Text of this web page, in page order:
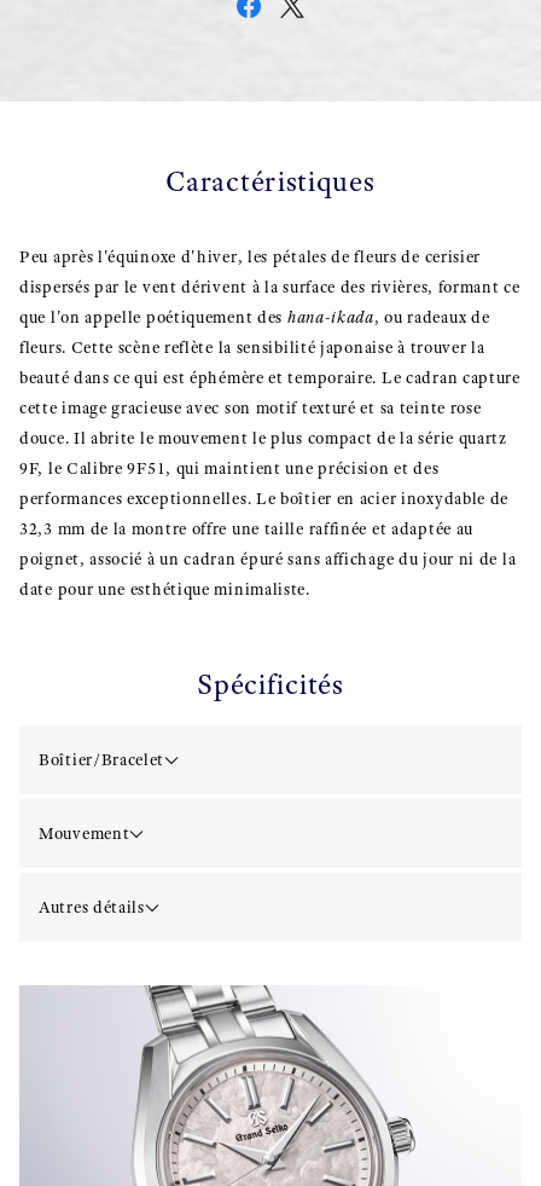
Caractéristiques
Peu après l'équinoxe d'hiver, les pétales de fleurs de cerisier
dispersés par le vent dérivent à la surface des rivières, formant ce
que l'on appelle poétiquement des hana-ikada, ou radeaux de
fleurs. Cette scène reflète la sensibilité japonaise à trouver la
beauté dans ce qui est éphémère et temporaire. Le cadran capture
cette image gracieuse avec son motif texturé et sa teinte rose
douce. Il abrite le mouvement le plus compact de la série quartz
9F, le Calibre 9F51, qui maintient une précision et des
performances exceptionnelles. Le boîtier en acier inoxydable de
32,3 mm de la montre offre une taille raffinée et adaptée au
poignet, associé à un cadran épuré sans affichage du jour ni de la
date pour une esthétique minimaliste.
Spécificités
Boîtier/Bracelet
Mouvement
Autres détails